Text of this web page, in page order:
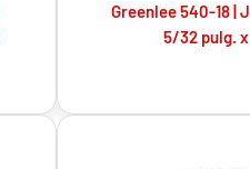
Greenlee 540-18 |
5/32 pulg. x